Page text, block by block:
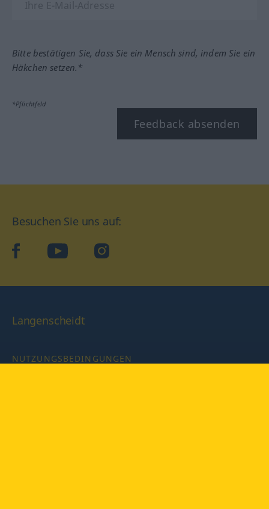
Bitte bestätigen Sie, dass Sie ein Mensch sind, indem Sie ein
Häkchen setzen.*
*Pflichtfeld
Feedback absenden
Besuchen Sie uns auf:
facebookYouTube Instagram
Langenscheidt
NUTZUNGSBEDINGUNGEN